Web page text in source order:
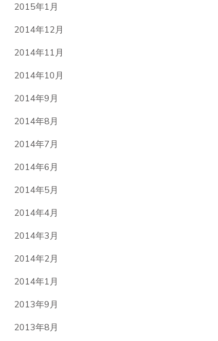
2015年1月
2014年12月
2014年11月
2014年10月
2014年9月
2014年8月
2014年7月
2014年6月
2014年5月
2014年4月
2014年3月
2014年2月
2014年1月
2013年9月
2013年8月